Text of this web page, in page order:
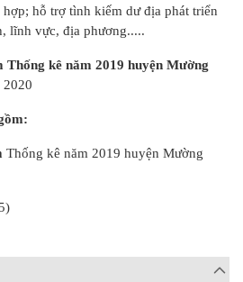
hỗ trợ tình kiếm dư địa phát triển
lĩnh vực, địa phương.....
Thống kê năm 2019 huyện Mường
2020
Thống kê năm 2019 huyện Mường